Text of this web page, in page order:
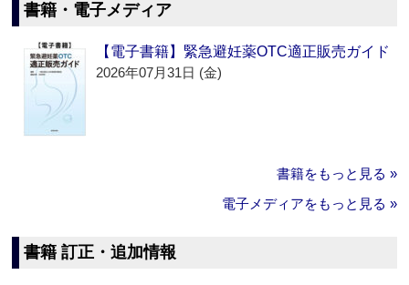
書籍・電子メディア
【電子書籍】緊急避妊薬OTC適正販売ガイド
2026年07月31日 (金)
書籍をもっと見る »
電子メディアをもっと見る »
書籍 訂正・追加情報